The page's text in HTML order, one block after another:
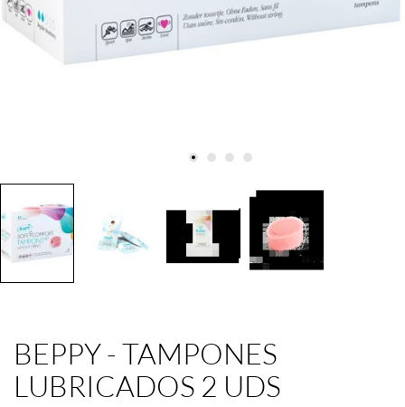
BEPPY - TAMPONES
LUBRICADOS 2 UDS